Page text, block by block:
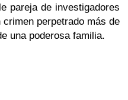
pareja de investigadores
perpetrado más de
una poderosa familia.